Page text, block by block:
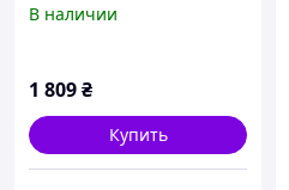
Duster 1.5 dCi (2010-)
В наличии
1 809₴
Купить